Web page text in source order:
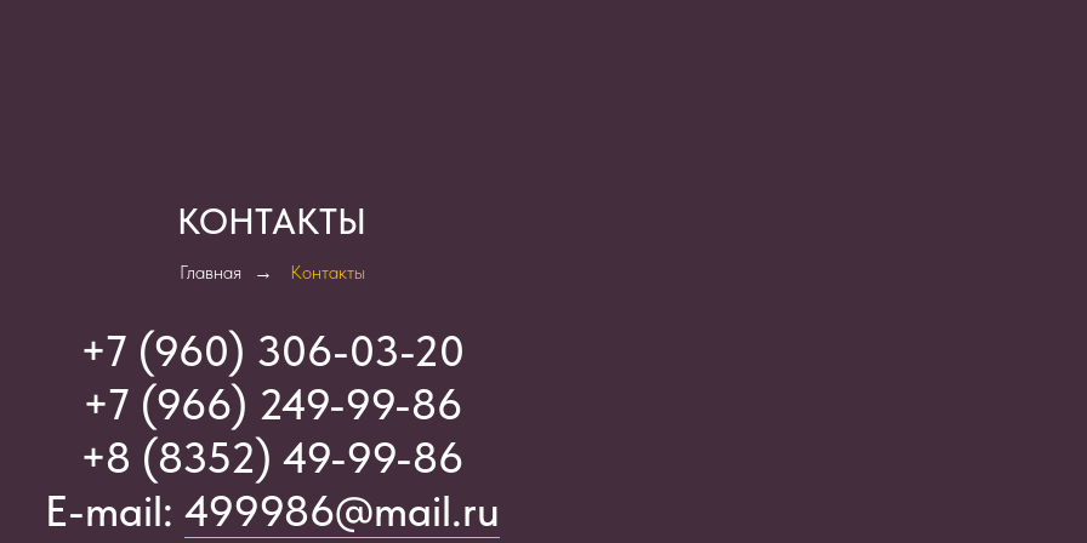
КОНТАКТЫ
Главная → Контакты
+7 (960) 306-03-20
+7 (966) 249-99-86
+8 (8352) 49-99-86
E-mail: 499986@mail.ru